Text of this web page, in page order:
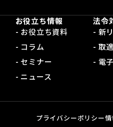
お役立ち情報
- お役立ち資料
- コラム
- セミナー
- ニュース
法令
- 新
- 取
- 電
プライバシーポリシー